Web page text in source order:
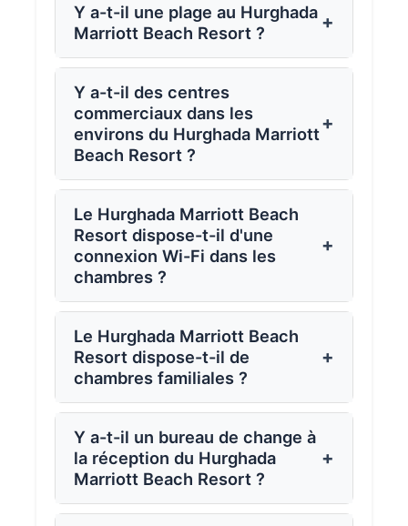
Y a-t-il une plage au Hurghada
Marriott Beach Resort ?
+
Y a-t-il des centres
commerciaux dans les
environs du Hurghada Marriott
Beach Resort ?
+
Le Hurghada Marriott Beach
Resort dispose-t-il d'une
connexion Wi-Fi dans les
chambres ?
+
Le Hurghada Marriott Beach
Resort dispose-t-il de
chambres familiales ?
+
Y a-t-il un bureau de change à
la réception du Hurghada
Marriott Beach Resort ?
+